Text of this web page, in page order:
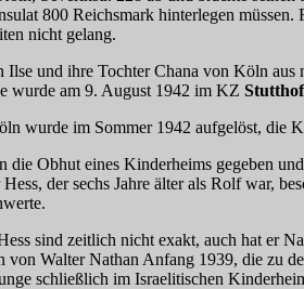
800 Reichsmark hinterlegen
nicht gelang.
und ihre Tochter Chana von Köln
wurde am 9. August 1942 im KZ Stutthof
wurde im Sommer 1942 aufgelöst, die
die Obhut eines Kinderheims gegeben
der sechs Jahre älter als Rolf war,
sind zeitlich nicht exakt, auch hat er
von Walter Nathan Anfang 1939, die zu
schließlich im Israelitischen